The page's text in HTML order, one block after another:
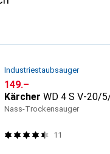
Industriestaubsauger
CHF
149.–
Kärcher WD 4 S V-20/
Nass-Trockensauger
11